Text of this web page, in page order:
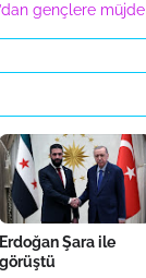
gençlere müjde
Erdoğan Şara ile
görüştü